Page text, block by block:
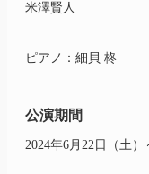
米澤賢人
ピアノ：細貝 柊
公演期間
2024年6月22日（土